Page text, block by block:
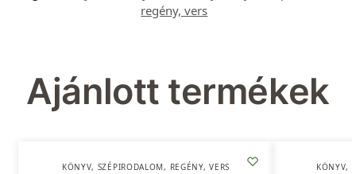
regény, vers
Ajánlott termékek
KÖNYV, SZÉPIRODALOM, REGÉNY, VERS KÖNYV,